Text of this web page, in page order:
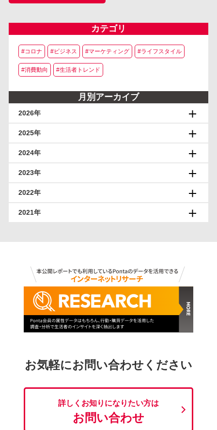
カテゴリ
#コロナ #ビジネス #マーケティング #ライフスタイル
#消費動向 #生活者トレンド
月別アーカイブ
2026年
2025年
2024年
2023年
2022年
2021年
お気軽にお問い合わせください
詳しくお知りになりたい方は
お問い合わせ